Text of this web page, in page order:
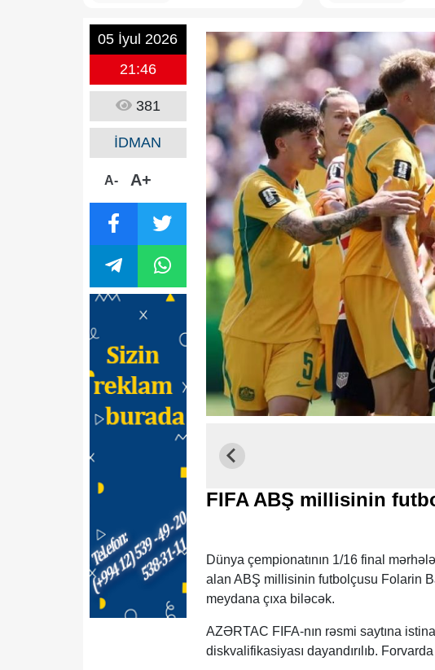
05 İyul 2026
21:46
381
İDMAN
A- A+
FIFA ABŞ millisinin
Dünya çempionatının 1/16 final
alan ABŞ millisinin futbolçusu Folarin
meydana çıxa biləcək.
AZƏRTAC FIFA-nın rəsmi saytına
diskvalifikasiyası dayandırılıb.